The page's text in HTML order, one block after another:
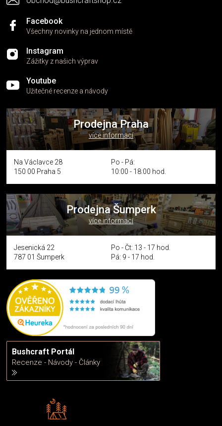
Facebook
Všechny novinky na jednom místě
Instagram
Zážitky z našich výprav
Youtube
Užitečné recenze a návody
Prodejna Praha
více informací
Na Václavce 28
150 00 Praha 5
Po - Pá:
10:00 - 18:00 hod.
Prodejna Šumperk
více informací
Jesenická 22
787 01 Šumperk
Po - Čt: 13 - 17 hod.
Pá: 9 - 17 hod.
Bushcraft Portál
Recenze - Návody - Články